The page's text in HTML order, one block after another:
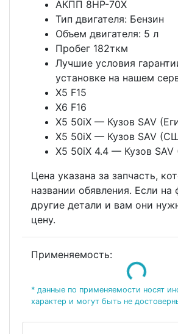
АКПП 8HP-70X
Тип двигателя: Бензин
Объем двигателя: 5 л
Пробег 182ткм
Лучшие условия
установке на нашем
X5 F15
X6 F16
X5 50iX — Кузов SAV
X5 50iX — Кузов SAV
X5 50iX 4.4 — Кузов SAV
Цена указана за запчасть,
названии обявления. Если на
другие детали и вам они
цену.
Применяемость:
Loading...
* данные по применяемости носят
характер и могут быть не